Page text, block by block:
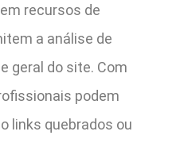
recursos de
a análise de
geral do site. Com
podem
links quebrados ou